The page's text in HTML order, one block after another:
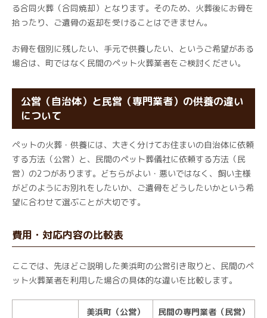
る合同火葬（合同焼却）となります。そのため、火葬後にお骨を
拾ったり、ご遺骨の返却を受けることはできません。
お骨を個別に残したい、手元で供養したい、というご希望がある
場合は、町ではなく民間のペット火葬業者をご検討ください。
公営（自治体）と民営（専門業者）の供養の違い
について
ペットの火葬・供養には、大きく分けてお住まいの自治体に依頼
する方法（公営）と、民間のペット葬儀社に依頼する方法（民
営）の2つがあります。どちらがよい・悪いではなく、飼い主様
がどのようにお別れをしたいか、ご遺骨をどうしたいかという希
望に合わせて選ぶことが大切です。
費用・対応内容の比較表
ここでは、先ほどご説明した美浜町の公営引き取りと、民間のペ
ット火葬業者を利用した場合の具体的な違いを比較します。
美浜町（公営） 民間の専門業者（民営）